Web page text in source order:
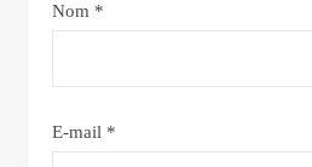
Nom *
E-mail *